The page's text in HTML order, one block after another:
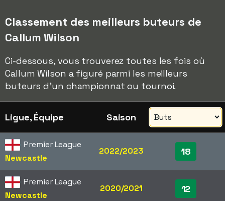
Classement des meilleurs buteurs de
Callum Wilson
Ci-dessous, vous trouverez toutes les fois où
Callum Wilson a figuré parmi les meilleurs
buteurs d'un championnat ou tournoi.
Ligue, Équipe Saison
Premier League
Newcastle
2022/2023 18
Premier League
Newcastle
2020/2021 12